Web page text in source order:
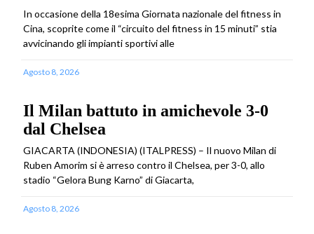
In occasione della 18esima Giornata nazionale del fitness in
Cina, scoprite come il “circuito del fitness in 15 minuti” stia
avvicinando gli impianti sportivi alle
Agosto 8, 2026
Il Milan battuto in amichevole 3-0
dal Chelsea
GIACARTA (INDONESIA) (ITALPRESS) – Il nuovo Milan di
Ruben Amorim si è arreso contro il Chelsea, per 3-0, allo
stadio “Gelora Bung Karno” di Giacarta,
Agosto 8, 2026